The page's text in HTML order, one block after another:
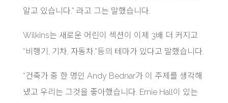
알고 있습니다.” 라고 그는 말했습니다.
Wilkins는 새로운 어린이 섹션이 이제 3배 더 커지고
“비행기, 기차, 자동차.”등의 테마가 있다고 말했습니다.
“건축가 중 한 명인 Andy Bednar가 이 주제를 생각해
냈고 우리는 그것을 좋아했습니다. Ernie Hall이 있는